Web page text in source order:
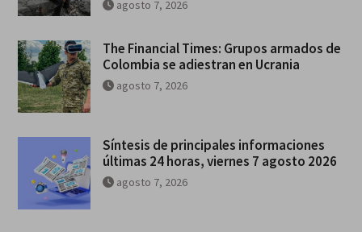
agosto 7, 2026
The Financial Times: Grupos armados de
Colombia se adiestran en Ucrania
agosto 7, 2026
Síntesis de principales informaciones
últimas 24 horas, viernes 7 agosto 2026
agosto 7, 2026